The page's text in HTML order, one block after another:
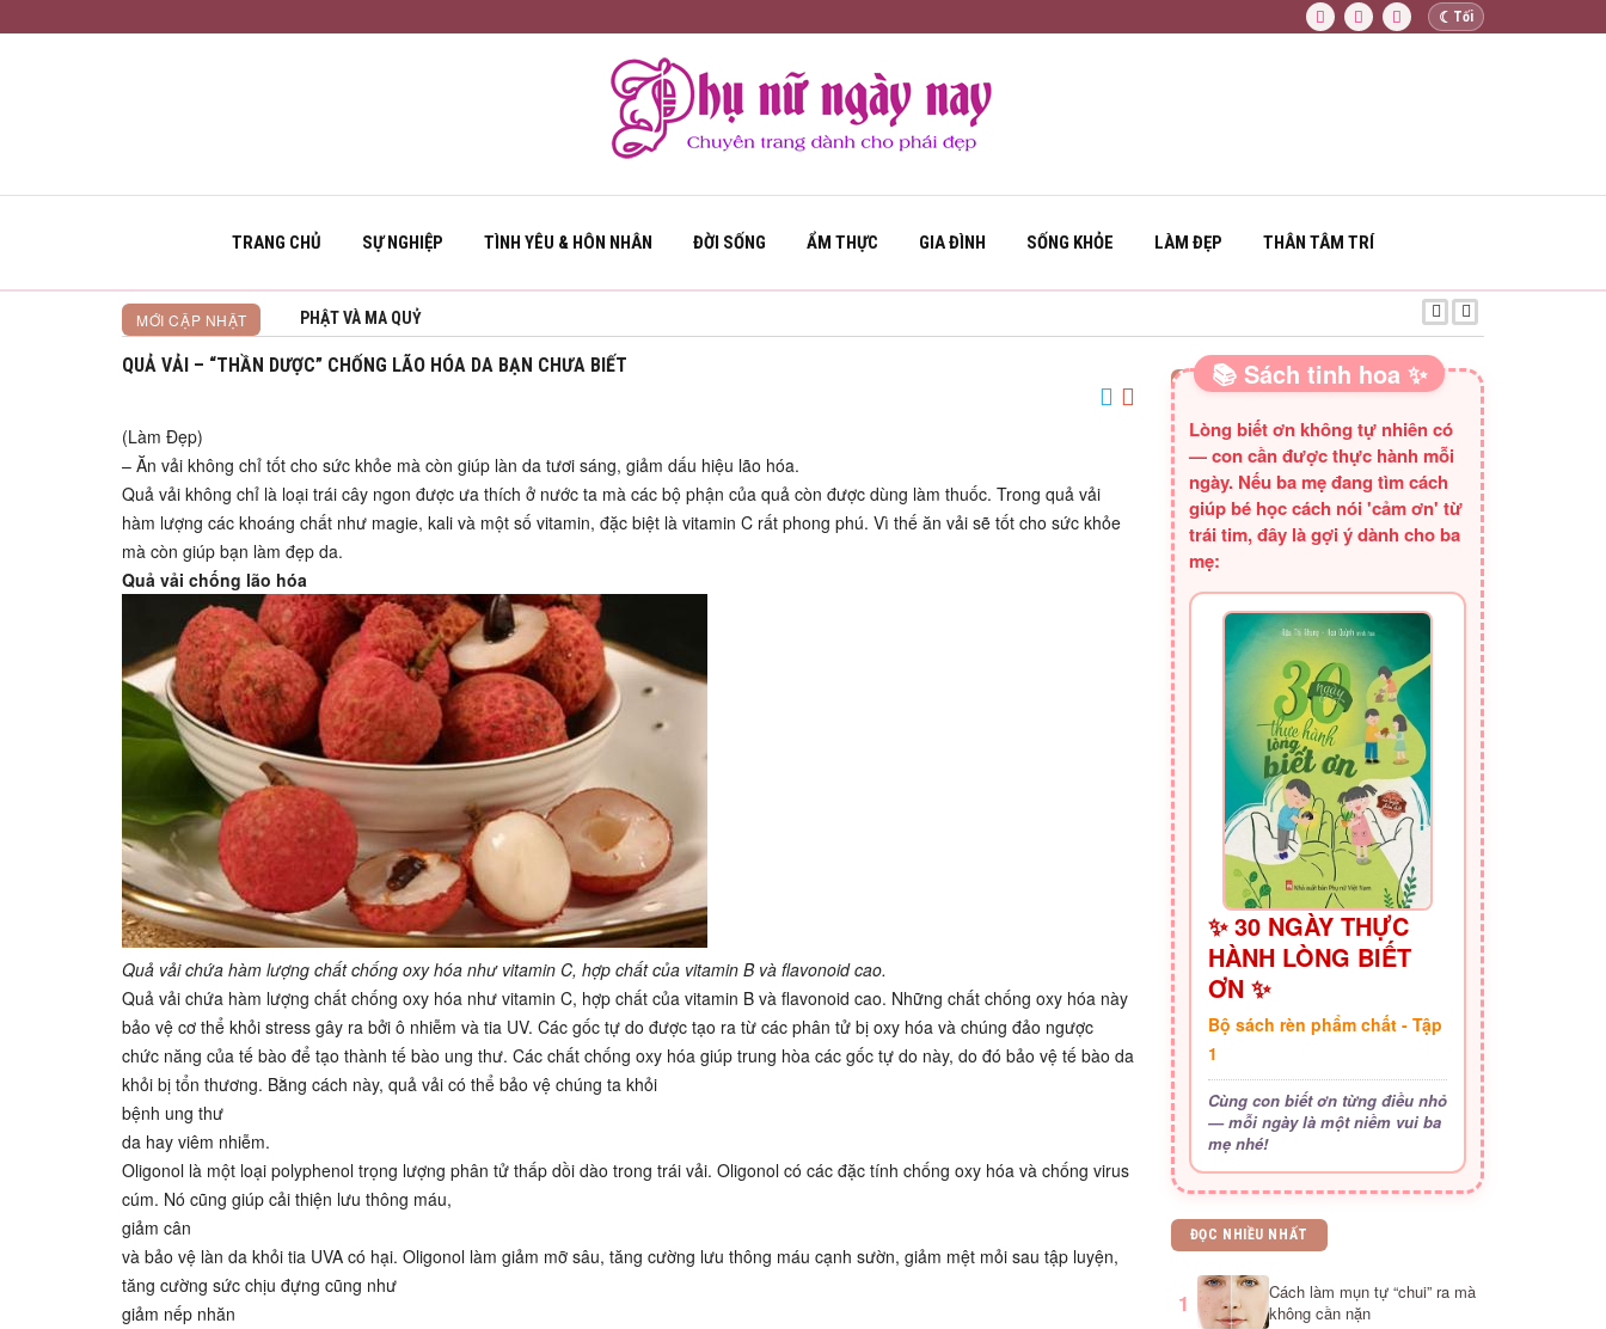
☾ Tối
TRANG CHỦ SỰ NGHIỆP TÌNH YÊU & HÔN NHÂN ĐỜI SỐNG ẨM THỰC GIA ĐÌNH SỐNG KHỎE LÀM ĐẸP THÂN TÂM TRÍ
MỚI CẬP NHẬT PHẬT VÀ MA QUỶ
QUẢ VẢI – “THẦN DƯỢC” CHỐNG LÃO HÓA DA BẠN CHƯA BIẾT
(Làm Đẹp)
– Ăn vải không chỉ tốt cho sức khỏe mà còn giúp làn da tươi sáng, giảm dấu hiệu lão hóa.
Quả vải không chỉ là loại trái cây ngon được ưa thích ở nước ta mà các bộ phận của quả còn được dùng làm thuốc. Trong quả vải
hàm lượng các khoáng chất như magie, kali và một số vitamin, đặc biệt là vitamin C rất phong phú. Vì thế ăn vải sẽ tốt cho sức khỏe
mà còn giúp bạn làm đẹp da.
Quả vải chống lão hóa
Quả vải chứa hàm lượng chất chống oxy hóa như vitamin C, hợp chất của vitamin B và flavonoid cao.
Quả vải chứa hàm lượng chất chống oxy hóa như vitamin C, hợp chất của vitamin B và flavonoid cao. Những chất chống oxy hóa này
bảo vệ cơ thể khỏi stress gây ra bởi ô nhiễm và tia UV. Các gốc tự do được tạo ra từ các phân tử bị oxy hóa và chúng đảo ngược
chức năng của tế bào để tạo thành tế bào ung thư. Các chất chống oxy hóa giúp trung hòa các gốc tự do này, do đó bảo vệ tế bào da
khỏi bị tổn thương. Bằng cách này, quả vải có thể bảo vệ chúng ta khỏi
bệnh ung thư
da hay viêm nhiễm.
Oligonol là một loại polyphenol trọng lượng phân tử thấp dồi dào trong trái vải. Oligonol có các đặc tính chống oxy hóa và chống virus
cúm. Nó cũng giúp cải thiện lưu thông máu,
giảm cân
và bảo vệ làn da khỏi tia UVA có hại. Oligonol làm giảm mỡ sâu, tăng cường lưu thông máu cạnh sườn, giảm mệt mỏi sau tập luyện,
tăng cường sức chịu đựng cũng như
giảm nếp nhăn
SÁCH HAY CHO BA MẸ
📚 Sách tinh hoa ✨
Lòng biết ơn không tự nhiên có
— con cần được thực hành mỗi
ngày. Nếu ba mẹ đang tìm cách
giúp bé học cách nói 'cảm ơn' từ
trái tim, đây là gợi ý dành cho ba
mẹ:
✨ 30 NGÀY THỰC
HÀNH LÒNG BIẾT
ƠN ✨
Bộ sách rèn phẩm chất - Tập
1
Cùng con biết ơn từng điều nhỏ
— mỗi ngày là một niềm vui ba
mẹ nhé!
ĐỌC NHIỀU NHẤT
1
Cách làm mụn tự “chui” ra mà
không cần nặn